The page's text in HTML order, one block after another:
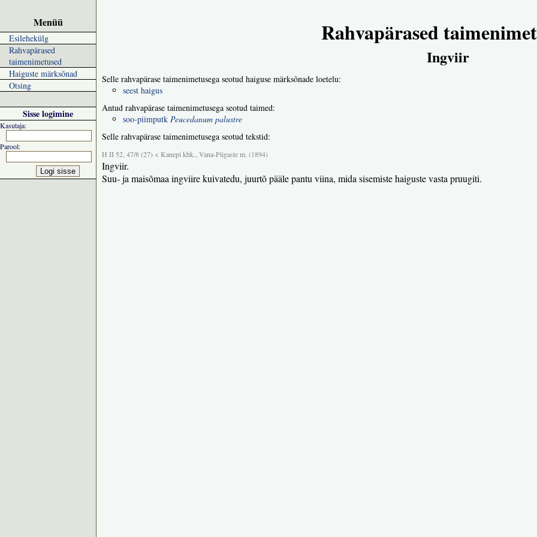
Menüü
Esilehekülg
Rahvapärased
taimenimetused
Haiguste märksõnad
Otsing
Sisse logimine
Kasutaja:
Parool:
Rahvapärased
Ingviir
Selle rahvapärase taimenimetusega seotud haiguse märksõnade loetelu:
seest haigus
Antud rahvapärase taimenimetusega seotud taimed:
soo-piimputk Peucedanum palustre
Selle rahvapärase taimenimetusega seotud tekstid:
H II 52, 47/8 (27) < Kanepi khk., Vana-Piigaste m. (1894)
Ingviir.
Suu- ja maisõmaa ingviire kuivatedu, juurtõ pääle pantu viina, mida sisemiste haiguste vasta pruugiti.